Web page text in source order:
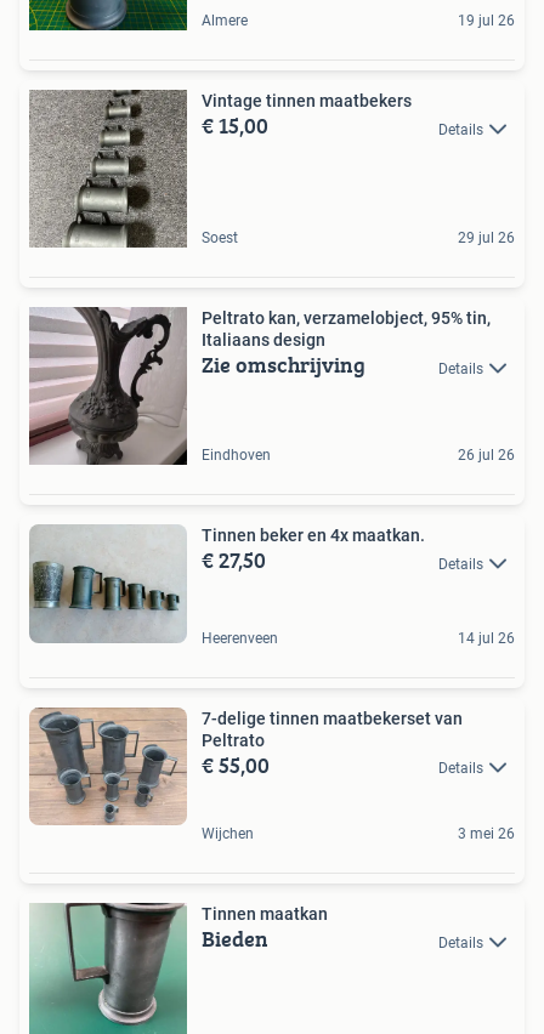
Almere 19 jul 26
Vintage tinnen maatbekers
€ 15,00 Details
Soest 29 jul 26
Peltrato kan, verzamelobject, 95% tin,
Italiaans design
Zie omschrijving Details
Eindhoven 26 jul 26
Tinnen beker en 4x maatkan.
€ 27,50 Details
Heerenveen 14 jul 26
7-delige tinnen maatbekerset van
Peltrato
€ 55,00 Details
Wijchen 3 mei 26
Tinnen maatkan
Bieden Details